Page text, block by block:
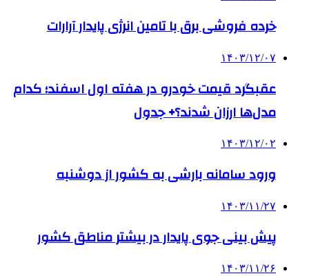
خرده فروشی برق با تامین انرژی پایدار آرارات
۱۴۰۳/۱۲/۰۷
عقبگرد قیمت خودرو در هفته اول اسفند؛ کدام
مدل‌ها ارزان شدند؟+ جدول
۱۴۰۳/۱۲/۰۲
ورود سامانه بارشی به کشور از دوشنبه
۱۴۰۳/۱۱/۲۷
­پیش بینی جوی پایدار در بیشتر مناطق کشور
۱۴۰۳/۱۱/۲۶